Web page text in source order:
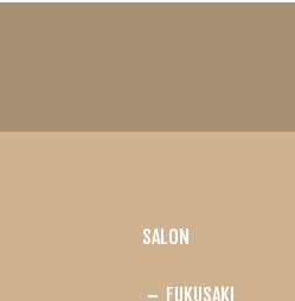
SALON
FUKUSAKI